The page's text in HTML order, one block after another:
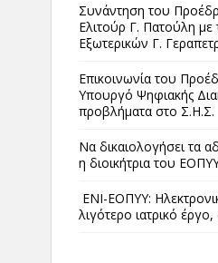
Συνάντηση του
Ελιτούρ Γ. Πατούλη
Εξωτερικών Γ.
Επικοινωνία του
Υπουργό Ψηφιακής
προβλήματα στο Σ.Η.Σ.
Να δικαιολογήσει τα
η διοικήτρια του
ΕΝΙ-ΕΟΠΥΥ:
λιγότερο ιατρικό έργο,